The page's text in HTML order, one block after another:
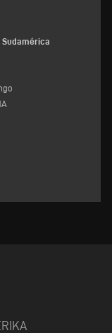
Sudamérica